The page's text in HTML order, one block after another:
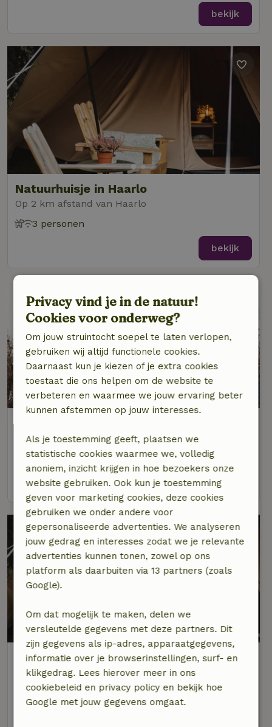
bekijk
Natuurhuisje in Haarlo
Op 2 km afstand van Haarlo
3 personen
bekijk
Op 2 km afstand van Haarlo
2 personen1 slaapkamer
bekijk
Natuurhuisje in Haarlo
Op 2 km afstand van Haarlo
7,4/10
2 personen1 slaapkamer
Privacy vind je in de natuur!
Cookies voor onderweg?
Om jouw struintocht soepel te laten verlopen,
gebruiken wij altijd functionele cookies.
Daarnaast kun je kiezen of je extra cookies
toestaat die ons helpen om de website te
verbeteren en waarmee we jouw ervaring beter
kunnen afstemmen op jouw interesses.
Als je toestemming geeft, plaatsen we
statistische cookies waarmee we, volledig
anoniem, inzicht krijgen in hoe bezoekers onze
website gebruiken. Ook kun je toestemming
geven voor marketing cookies, deze cookies
gebruiken we onder andere voor
gepersonaliseerde advertenties. We analyseren
jouw gedrag en interesses zodat we je relevante
advertenties kunnen tonen, zowel op ons
platform als daarbuiten via 13 partners (zoals
Google).
Om dat mogelijk te maken, delen we
versleutelde gegevens met deze partners. Dit
zijn gegevens als ip-adres, apparaatgegevens,
informatie over je browserinstellingen, surf- en
klikgedrag. Lees hierover meer in ons
cookiebeleid en privacy policy en bekijk hoe
Google met jouw gegevens omgaat.